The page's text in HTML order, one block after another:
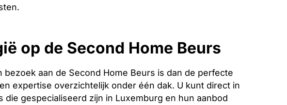
op de Second Home Beurs
bezoek aan de Second Home Beurs is dan de perfecte
expertise overzichtelijk onder één dak. U kunt direct in
gespecialiseerd zijn in Luxemburg en hun aanbod